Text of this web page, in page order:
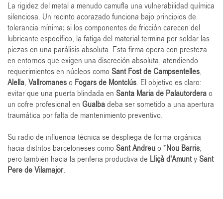
La rigidez del metal a menudo camufla una vulnerabilidad química
silenciosa. Un recinto acorazado funciona bajo principios de
tolerancia mínima; si los componentes de fricción carecen del
lubricante específico, la fatiga del material termina por soldar las
piezas en una parálisis absoluta. Esta firma opera con presteza
en entornos que exigen una discreción absoluta, atendiendo
requerimientos en núcleos como Sant Fost de Campsentelles,
Alella, Vallromaneso Fogars de Montclús. El objetivo es claro:
evitar que una puerta blindada en Santa Maria de Palautorderao
un cofre profesional en Gualbadeba ser sometido a una apertura
traumática por falta de mantenimiento preventivo.
Su radio de influencia técnica se despliega de forma orgánica
hacia distritos barceloneses como Sant Andreuo *Nou Barris,
pero también hacia la periferia productiva de Lliçà d'Amunty Sant
Pere de Vilamajor.